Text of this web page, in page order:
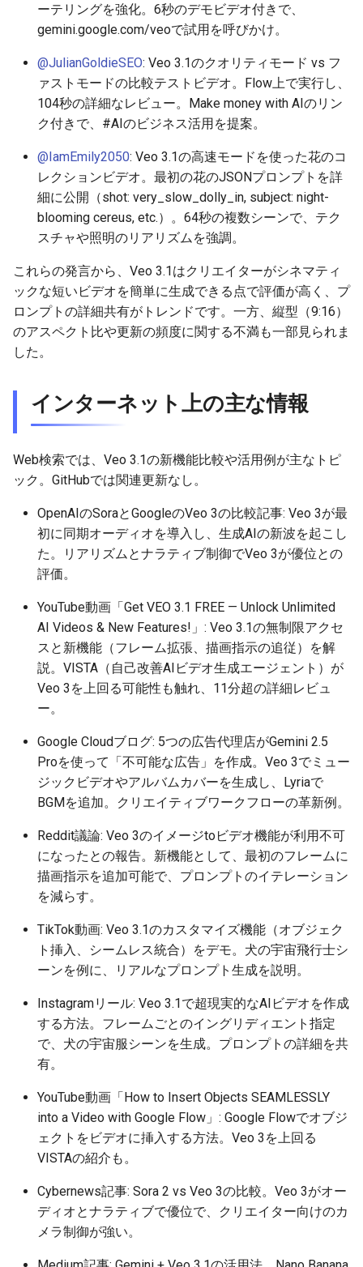
2026-05-29
2026-05-28
2026-05-27
2026-05-26
2026-05-25
2026-05-24
2026-05-22
2026-05-21
2026-05-19
2026-05-18
2026-05-16
2026-05-14
2026-05-13
2026-05-12
2026-05-10
2026-05-09
2026-05-08
2026-05-06
2026-05-05
2026-05-04
2026-05-03
2026-05-01
2026-04-29
2025-11-13
2025-11-12
2025-11-11
2025-11-10
2025-11-09
2025-11-08
2025-11-06
2025-11-05
2025-11-03
2025-11-02
2025-10-31
2025-10-29
2025-10-28
2025-10-27
2025-10-25
2025-10-24
2025-10-23
2025-10-21
2025-10-20
2025-10-19
2025-10-18
2025-10-16
2025-10-14
2026-05-29
2026-05-28
2026-05-27
2026-05-26
2026-05-25
2026-05-24
2026-05-22
2026-05-21
2026-05-19
2026-05-18
2026-05-16
2026-05-14
2026-05-13
2026-05-12
2026-05-10
2026-05-09
2026-05-08
2026-05-06
2026-05-05
2026-05-04
2026-05-03
2026-05-01
2026-04-29
2025-11-13
2025-11-12
2025-11-11
2025-11-10
2025-11-09
2025-11-08
2025-11-06
2025-11-05
2025-11-03
2025-11-02
2025-10-31
2025-10-29
2025-10-28
2025-10-27
2025-10-25
2025-10-24
2025-10-23
2025-10-21
2025-10-20
2025-10-19
2025-10-18
2025-10-16
2025-10-14
2026-05-26
2026-05-25
2026-05-24
2026-05-23
2026-05-22
2026-05-21
2026-05-19
2026-05-18
2026-05-16
2026-05-15
2026-05-13
2026-05-11
2026-05-10
2026-05-09
2026-05-07
2026-05-06
2026-05-05
2026-05-03
2026-05-02
2026-05-01
2026-04-30
2026-04-28
2026-04-26
2025-11-13
2025-11-12
2025-11-11
2025-11-10
2025-11-09
2025-11-08
2025-11-06
2025-11-05
2025-11-03
2025-11-02
2025-10-31
2025-10-29
2025-10-28
2025-10-27
2025-10-25
2025-10-24
2025-10-23
2025-10-21
2025-10-20
2025-10-19
2025-10-18
2025-10-16
2025-10-14
2026-05-25
2026-05-24
2026-05-23
2026-05-22
2026-05-21
2026-05-20
2026-05-18
2026-05-17
2026-05-15
2026-05-14
2026-05-12
2026-05-11
2026-05-10
2026-05-09
2026-05-08
2026-05-06
2026-05-05
2026-05-04
2026-05-03
2026-05-02
2026-05-01
2026-04-30
2026-04-29
2026-04-27
2026-04-26
2026-04-25
2026-05-29
2026-05-28
2026-05-27
2026-05-26
2026-05-25
2026-05-24
2026-05-22
2026-05-21
2026-05-18
ーテリングを強化。6秒のデモビデオ付きで、
gemini.google.com/veoで試用を呼びかけ。
@JulianGoldieSEO: Veo 3.1のクオリティモード vs フ
ァストモードの比較テストビデオ。Flow上で実行し、
104秒の詳細なレビュー。Make money with AIのリン
ク付きで、#AIのビジネス活用を提案。
@IamEmily2050: Veo 3.1の高速モードを使った花のコ
レクションビデオ。最初の花のJSONプロンプトを詳
細に公開（shot: very_slow_dolly_in, subject: night-
blooming cereus, etc.）。64秒の複数シーンで、テク
スチャや照明のリアリズムを強調。
これらの発言から、Veo 3.1はクリエイターがシネマティ
ックな短いビデオを簡単に生成できる点で評価が高く、プ
ロンプトの詳細共有がトレンドです。一方、縦型（9:16）
のアスペクト比や更新の頻度に関する不満も一部見られま
した。
インターネット上の主な情報
Web検索では、Veo 3.1の新機能比較や活用例が主なトピ
ック。GitHubでは関連更新なし。
OpenAIのSoraとGoogleのVeo 3の比較記事: Veo 3が最
初に同期オーディオを導入し、生成AIの新波を起こし
た。リアリズムとナラティブ制御でVeo 3が優位との
評価。
YouTube動画「Get VEO 3.1 FREE — Unlock Unlimited
AI Videos & New Features!」: Veo 3.1の無制限アクセ
スと新機能（フレーム拡張、描画指示の追従）を解
説。VISTA（自己改善AIビデオ生成エージェント）が
Veo 3を上回る可能性も触れ、11分超の詳細レビュ
ー。
Google Cloudブログ: 5つの広告代理店がGemini 2.5
Proを使って「不可能な広告」を作成。Veo 3でミュー
ジックビデオやアルバムカバーを生成し、Lyriaで
BGMを追加。クリエイティブワークフローの革新例。
Reddit議論: Veo 3のイメージtoビデオ機能が利用不可
になったとの報告。新機能として、最初のフレームに
描画指示を追加可能で、プロンプトのイテレーション
を減らす。
TikTok動画: Veo 3.1のカスタマイズ機能（オブジェク
ト挿入、シームレス統合）をデモ。犬の宇宙飛行士シ
ーンを例に、リアルなプロンプト生成を説明。
Instagramリール: Veo 3.1で超現実的なAIビデオを作成
する方法。フレームごとのイングリディエント指定
で、犬の宇宙服シーンを生成。プロンプトの詳細を共
有。
YouTube動画「How to Insert Objects SEAMLESSLY
into a Video with Google Flow」: Google Flowでオブジ
ェクトをビデオに挿入する方法。Veo 3を上回る
VISTAの紹介も。
Cybernews記事: Sora 2 vs Veo 3の比較。Veo 3がオー
ディオとナラティブで優位で、クリエイター向けのカ
メラ制御が強い。